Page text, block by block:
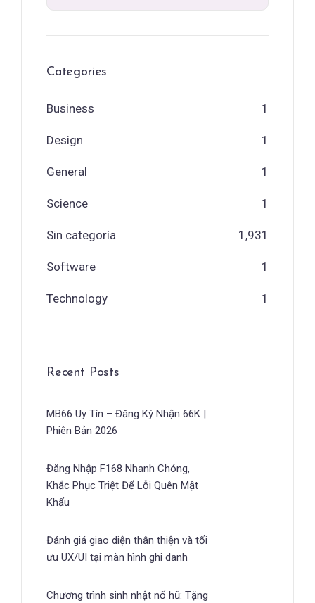
Categories
Business 1
Design 1
General 1
Science 1
Sin categoría 1,931
Software 1
Technology 1
Recent Posts
MB66 Uy Tín – Đăng Ký Nhận 66K |
Phiên Bản 2026
Đăng Nhập F168 Nhanh Chóng,
Khắc Phục Triệt Để Lỗi Quên Mật
Khẩu
Đánh giá giao diện thân thiện và tối
ưu UX/UI tại màn hình ghi danh
Chương trình sinh nhật nổ hũ: Tặng